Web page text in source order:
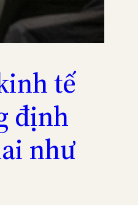
tế
định
như